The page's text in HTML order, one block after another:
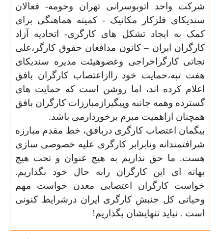
شرکت واحد اتوبوسرانی تهران وحومه- فعالان
سندیکای فلزکار مکانیک - کمیته هماهنگی برای
کمک به ایجاد تشکل های کارگری- اتحادیه آزاد
کارگران ایران – کانون مدافعان حقوق کارگر،علی
نجاتی کارگراخراجی وعضوهیئت مدیره سندیکای
هفت تپه،حمایت خود راازاعتصاب کارگران بافق
اعلام کرده اند، اما روشن است که حمایت های
گسترده وهمه جانبه وپیگیرازمبارزات کارگران بافق
همچنان ازاهمیت مبرم برخوردارمی باشد.
بیگمان اعتصاب کارگری دربافق، خط مقدم مبارزه
شرافتمندانه ونابرابر کارگری علیه خصوصی سازی
هست. ما حق نداریم به هیچ عنوان و تحت هیچ
بهانه ای این کارگران رابه حال خود بگذاریم.
خواست کارگران اعتصابی معدن خواست مهم
وحیاتی کل جنبش کارگری ایران درشرایط کنونی
است . نباید تنهایشان بگذاریم!